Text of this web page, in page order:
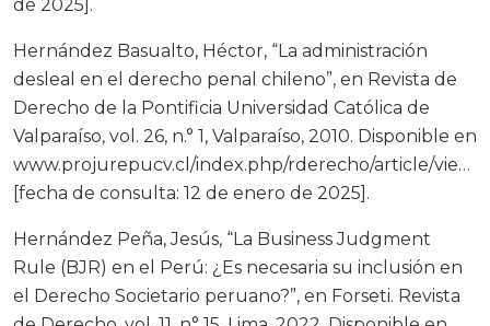
de 2025].
Hernández Basualto, Héctor, “La administración
desleal en el derecho penal chileno”, en Revista de
Derecho de la Pontificia Universidad Católica de
Valparaíso, vol. 26, n.° 1, Valparaíso, 2010. Disponible en
www.projurepucv.cl/index.php/rderecho/article/view/
[fecha de consulta: 12 de enero de 2025].
Hernández Peña, Jesús, “La Business Judgment
Rule (BJR) en el Perú: ¿Es necesaria su inclusión en
el Derecho Societario peruano?”, en Forseti. Revista